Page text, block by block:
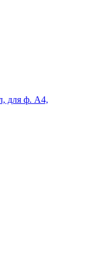
для ф. А4,